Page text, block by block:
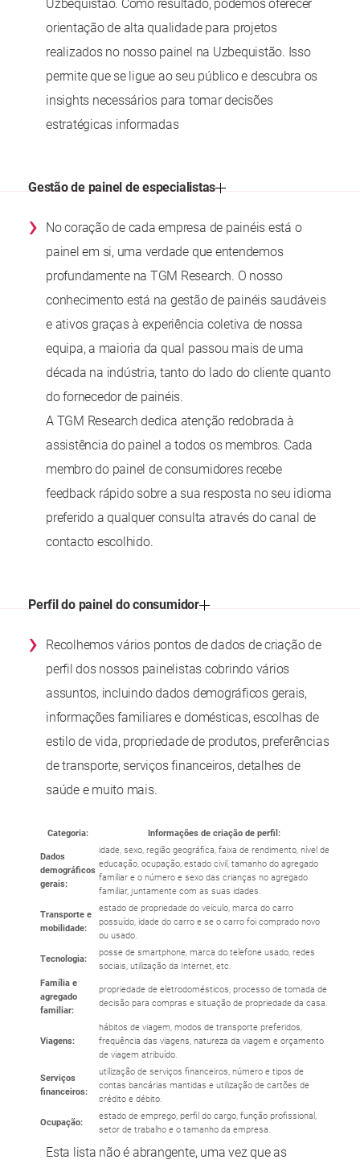
Uzbequistão. Como resultado, podemos oferecer
orientação de alta qualidade para projetos
realizados no nosso painel na Uzbequistão. Isso
permite que se ligue ao seu público e descubra os
insights necessários para tomar decisões
estratégicas informadas
Gestão de painel de especialistas
›
No coração de cada empresa de painéis está o
painel em si, uma verdade que entendemos
profundamente na TGM Research. O nosso
conhecimento está na gestão de painéis saudáveis
e ativos graças à experiência coletiva de nossa
equipa, a maioria da qual passou mais de uma
década na indústria, tanto do lado do cliente quanto
do fornecedor de painéis.
A TGM Research dedica atenção redobrada à
assistência do painel a todos os membros. Cada
membro do painel de consumidores recebe
feedback rápido sobre a sua resposta no seu idioma
preferido a qualquer consulta através do canal de
contacto escolhido.
Perfil do painel do consumidor
›
Recolhemos vários pontos de dados de criação de
perfil dos nossos painelistas cobrindo vários
assuntos, incluindo dados demográficos gerais,
informações familiares e domésticas, escolhas de
estilo de vida, propriedade de produtos, preferências
de transporte, serviços financeiros, detalhes de
saúde e muito mais.
Categoria: Informações de criação de perfil:
Dados
demográficos
gerais:
idade, sexo, região geográfica, faixa de rendimento, nível de
educação, ocupação, estado civil, tamanho do agregado
familiar e o número e sexo das crianças no agregado
familiar, juntamente com as suas idades.
Transporte e
mobilidade:
estado de propriedade do veículo, marca do carro
possuído, idade do carro e se o carro foi comprado novo
ou usado.
Tecnologia:
posse de smartphone, marca do telefone usado, redes
sociais, utilização da Internet, etc.
Família e
agregado
familiar:
propriedade de eletrodomésticos, processo de tomada de
decisão para compras e situação de propriedade da casa.
Viagens:
hábitos de viagem, modos de transporte preferidos,
frequência das viagens, natureza da viagem e orçamento
de viagem atribuído.
Serviços
financeiros:
utilização de serviços financeiros, número e tipos de
contas bancárias mantidas e utilização de cartões de
crédito e débito.
Ocupação:
estado de emprego, perfil do cargo, função profissional,
setor de trabalho e o tamanho da empresa.
Esta lista não é abrangente, uma vez que as